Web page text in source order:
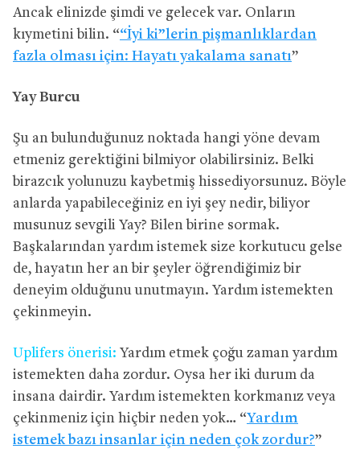
Ancak elinizde şimdi ve gelecek var. Onların
kıymetini bilin. ““İyi ki”lerin pişmanlıklardan
fazla olması için: Hayatı yakalama sanatı”
Yay Burcu
Şu an bulunduğunuz noktada hangi yöne devam
etmeniz gerektiğini bilmiyor olabilirsiniz. Belki
birazcık yolunuzu kaybetmiş hissediyorsunuz. Böyle
anlarda yapabileceğiniz en iyi şey nedir, biliyor
musunuz sevgili Yay? Bilen birine sormak.
Başkalarından yardım istemek size korkutucu gelse
de, hayatın her an bir şeyler öğrendiğimiz bir
deneyim olduğunu unutmayın. Yardım istemekten
çekinmeyin.
Uplifers önerisi: Yardım etmek çoğu zaman yardım
istemekten daha zordur. Oysa her iki durum da
insana dairdir. Yardım istemekten korkmanız veya
çekinmeniz için hiçbir neden yok… “Yardım
istemek bazı insanlar için neden çok zordur?”